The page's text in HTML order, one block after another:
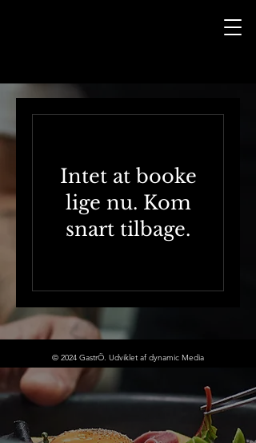
Intet at booke
lige nu. Kom
snart tilbage.
© 2024 GastrÖ. Udviklet af dynamic Media